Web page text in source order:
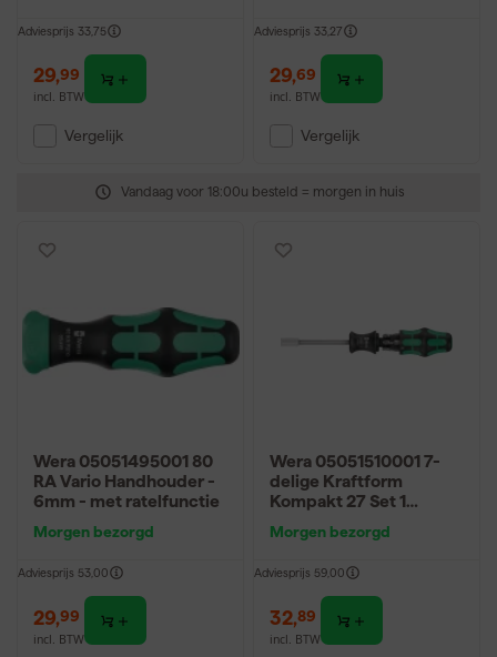
Vandaag voor 18:00u besteld = morgen in huis
Adviesprijs 33,75
29,99
incl. BTW
Vergelijk
Adviesprijs 33,27
29,69
incl. BTW
Vergelijk
Wera 05051495001 80
RA Vario Handhouder -
6mm - met ratelfunctie
Morgen bezorgd
Adviesprijs 53,00
29,99
incl. BTW
Wera 05051510001 7-
delige Kraftform
Kompakt 27 Set 1
- 1/4" - 25mm
Morgen bezorgd
Adviesprijs 59,00
32,89
incl. BTW